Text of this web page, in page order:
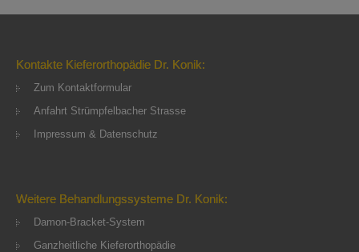
Kontakte Kieferorthopädie Dr. Konik:
Zum Kontaktformular
Anfahrt Strümpfelbacher Strasse
Impressum & Datenschutz
Weitere Behandlungssysteme Dr. Konik:
Damon-Bracket-System
Ganzheitliche Kieferorthopädie